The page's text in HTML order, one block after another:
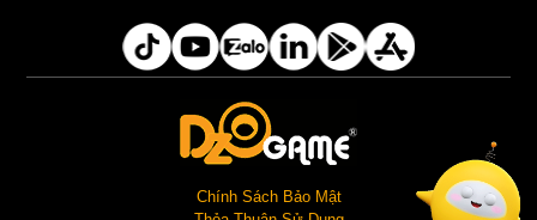
Chính Sách Bảo Mật